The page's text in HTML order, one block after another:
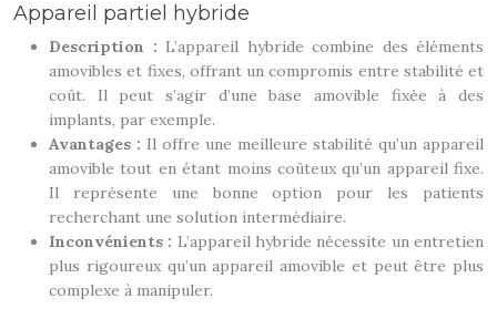
Appareil partiel hybride
Description : L’appareil hybride combine des éléments
amovibles et fixes, offrant un compromis entre stabilité et
coût. Il peut s’agir d’une base amovible fixée à des
implants, par exemple.
Avantages : Il offre une meilleure stabilité qu’un appareil
amovible tout en étant moins coûteux qu’un appareil fixe.
Il représente une bonne option pour les patients
recherchant une solution intermédiaire.
Inconvénients : L’appareil hybride nécessite un entretien
plus rigoureux qu’un appareil amovible et peut être plus
complexe à manipuler.